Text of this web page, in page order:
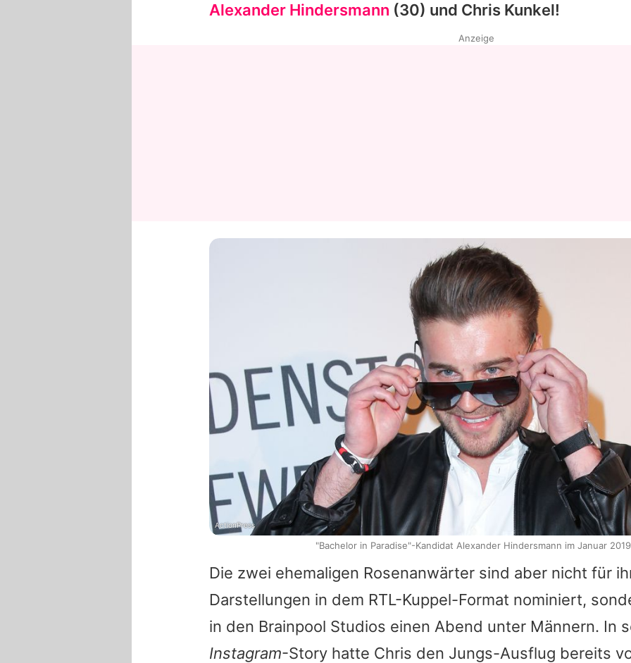
Alexander Hindersmann (30) und Chris Kunkel!
Die zwei ehemaligen Rosenanwärter sind aber nicht für
Darstellungen in dem RTL-Kuppel-Format nominiert,
in den Brainpool Studios einen Abend unter Männern. In
Instagram-Story hatte Chris den Jungs-Ausflug bereits
Anzeige
ActionPress
"Bachelor in Paradise"-Kandidat Alexander Hindersmann im Januar 2019